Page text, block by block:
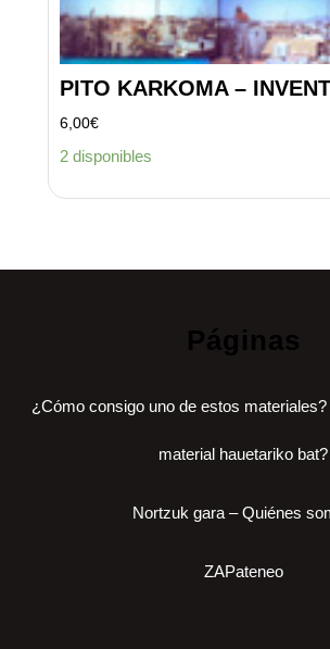
PITO KARKOMA –
6,00€
2 disponibles
Páginas
¿Cómo consigo uno de estos
material hauetariko bat?
Nortzuk gara – Quiénes
ZAPateneo